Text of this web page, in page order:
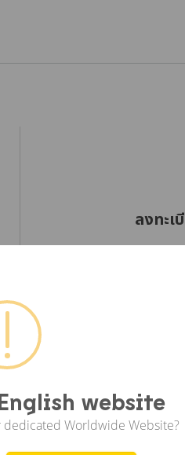
website
Worldwide Website?
ลงทะเ
RHINOSHIELD
ออกเฉียงใต้ตั้งแ
โปรดลงทะเบียน
ได้อย่างต่อเนื่อง
หากต้องการตร